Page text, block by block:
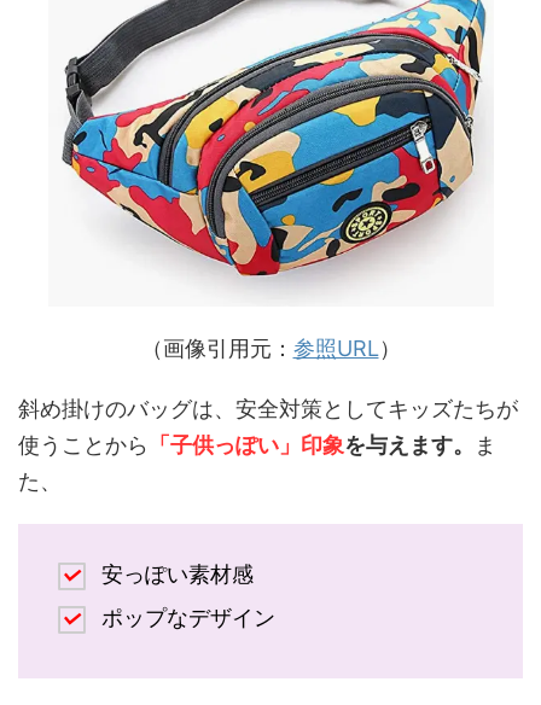
（画像引用元： 参照URL）
斜め掛けのバッグは、安全対策としてキッズたちが
使うことから
「子供っぽい」印象を与えます。
ま
た、
安っぽい素材感
ポップなデザイン